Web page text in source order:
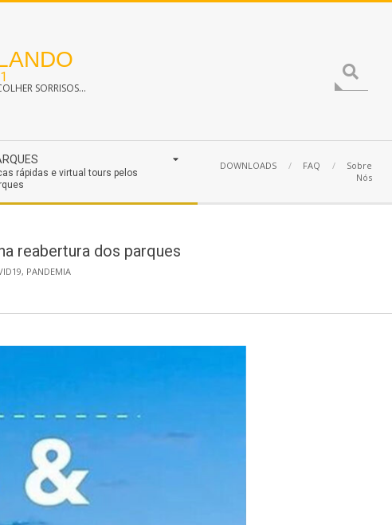
1
SORRISOS...
rápidas e virtual tours pelos
DOWNLOADS FAQ
Sobre
Nós
reabertura dos parques
, PANDEMIA